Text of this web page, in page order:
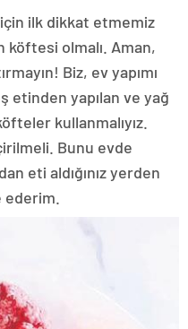
ilk dikkat etmemiz
olmalı. Aman,
Biz, ev yapımı
etinden yapılan ve yağ
kullanmalıyız.
Bunu evde
eti aldığınız yerden
ederim.